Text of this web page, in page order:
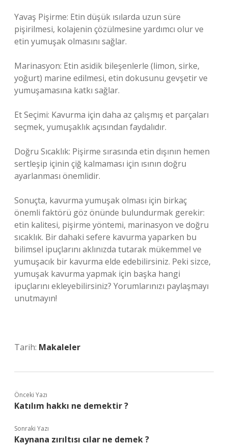
Yavaş Pişirme: Etin düşük ısılarda uzun süre
pişirilmesi, kolajenin çözülmesine yardımcı olur ve
etin yumuşak olmasını sağlar.
Marinasyon: Etin asidik bileşenlerle (limon, sirke,
yoğurt) marine edilmesi, etin dokusunu gevşetir ve
yumuşamasına katkı sağlar.
Et Seçimi: Kavurma için daha az çalışmış et parçaları
seçmek, yumuşaklık açısından faydalıdır.
Doğru Sıcaklık: Pişirme sırasında etin dışının hemen
sertleşip içinin çiğ kalmaması için ısının doğru
ayarlanması önemlidir.
Sonuçta, kavurma yumuşak olması için birkaç
önemli faktörü göz önünde bulundurmak gerekir:
etin kalitesi, pişirme yöntemi, marinasyon ve doğru
sıcaklık. Bir dahaki sefere kavurma yaparken bu
bilimsel ipuçlarını aklınızda tutarak mükemmel ve
yumuşacık bir kavurma elde edebilirsiniz. Peki sizce,
yumuşak kavurma yapmak için başka hangi
ipuçlarını ekleyebilirsiniz? Yorumlarınızı paylaşmayı
unutmayın!
Tarih: Makaleler
Önceki Yazı
Katılım hakkı ne demektir ?
Sonraki Yazı
Kaynana zırıltısı cılar ne demek ?